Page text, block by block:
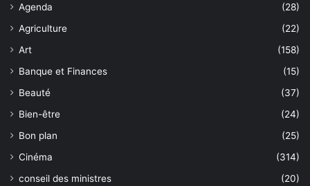
Agenda
(28)
Agriculture
(22)
Art
(158)
Banque et Finances
(15)
Beauté
(37)
Bien-être
(24)
Bon plan
(25)
Cinéma
(314)
conseil des ministres
(20)